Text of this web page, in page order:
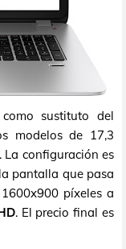
sustituto del
modelos de 17,3
configuración es
pantalla que pasa
píxeles a
. El precio final es